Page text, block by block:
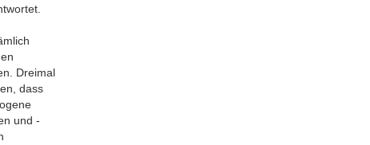
Dreimal
dass
und -